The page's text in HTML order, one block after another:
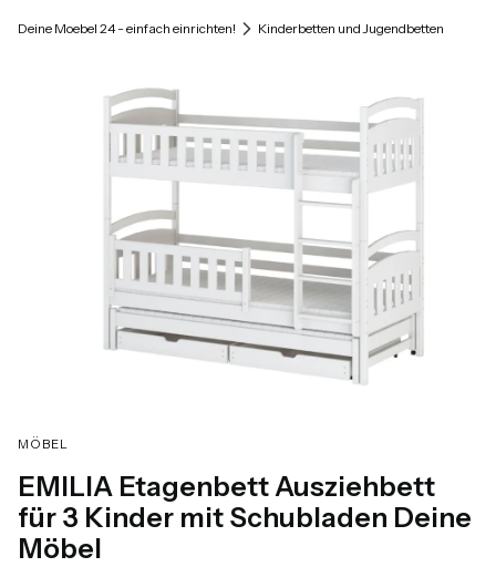
Deine Moebel 24 - einfach einrichten! Kinderbetten und Jugendbetten
MÖBEL
EMILIA Etagenbett Ausziehbett
für 3 Kinder mit Schubladen Deine
Möbel